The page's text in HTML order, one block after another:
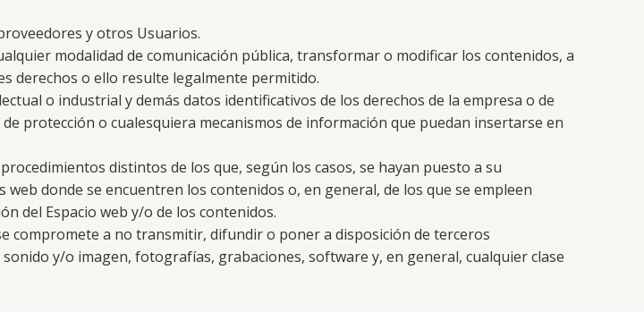
y otros Usuarios.
modalidad de comunicación pública, transformar o modificar los contenidos, a
derechos o ello resulte legalmente permitido.
o industrial y demás datos identificativos de los derechos de la empresa o de
protección o cualesquiera mecanismos de información que puedan insertarse en
distintos de los que, según los casos, se hayan puesto a su
donde se encuentren los contenidos o, en general, de los que se empleen
del Espacio web y/o de los contenidos.
compromete a no transmitir, difundir o poner a disposición de terceros
y/o imagen, fotografías, grabaciones, software y, en general, cualquier clase